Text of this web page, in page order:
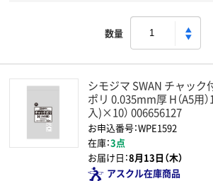
数量
シモジマ SWAN チャック
ポリ 0.035mm厚 H（A5用
入)×10） 006656127
お申込番号：WPE1592
在庫：3点
お届け日：8月13日（木）
アスクル在庫商品